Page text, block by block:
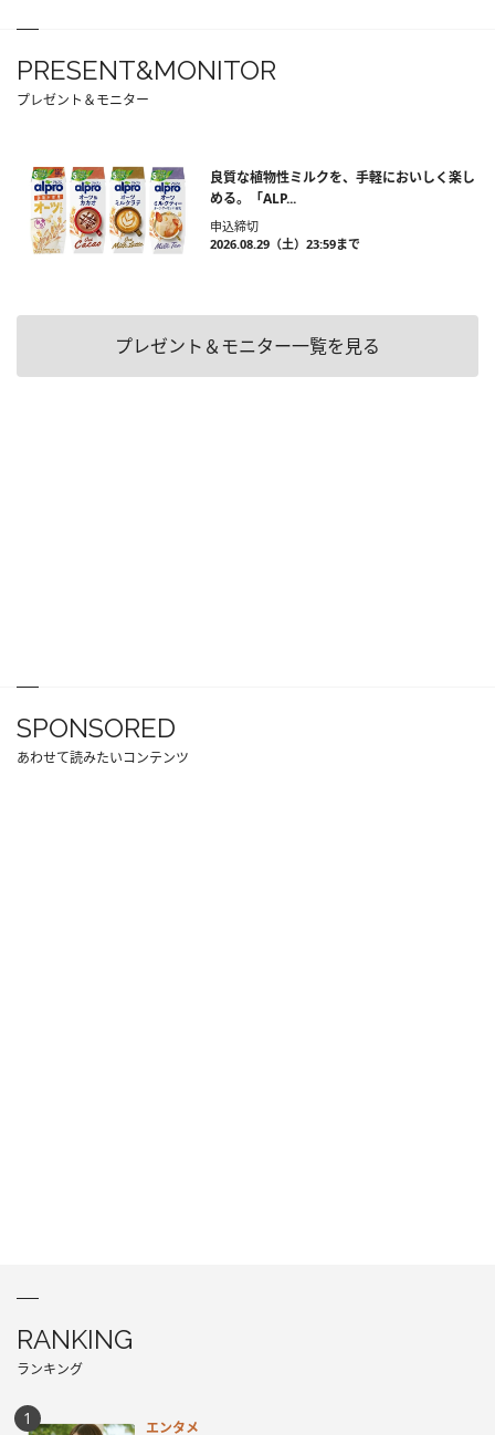
PRESENT&MONITOR
プレゼント＆モニター
良質な植物性ミルクを、手軽においしく楽し
める。「ALP...
申込締切
2026.08.29（土）23:59まで
プレゼント＆モニター一覧を見る
SPONSORED
あわせて読みたいコンテンツ
RANKING
ランキング
エンタメ